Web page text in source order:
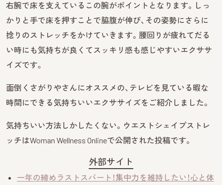
右腕で床を支えているこの腕がポイントとなります。しっ
かりと手で床を押すことで脇腹が伸び、その姿勢にさらに
捻りのストレッチをかけていきます。腰回りが疲れてだる
い時にも気持ちが良くてスッキリ感も感じやすいエクササ
イズです。
面倒くさがりやさんにオススメの、テレビを見ている暇な
時間にできる気持ちいいエクササイズをご紹介しました。
気持ちいい方法しかしたくない。ウエストシェイプストレ
ッチはWoman Wellness Onlineで公開された投稿です。
外部サイト
一年の締めラストスパート！集中力を維持したい！心と体